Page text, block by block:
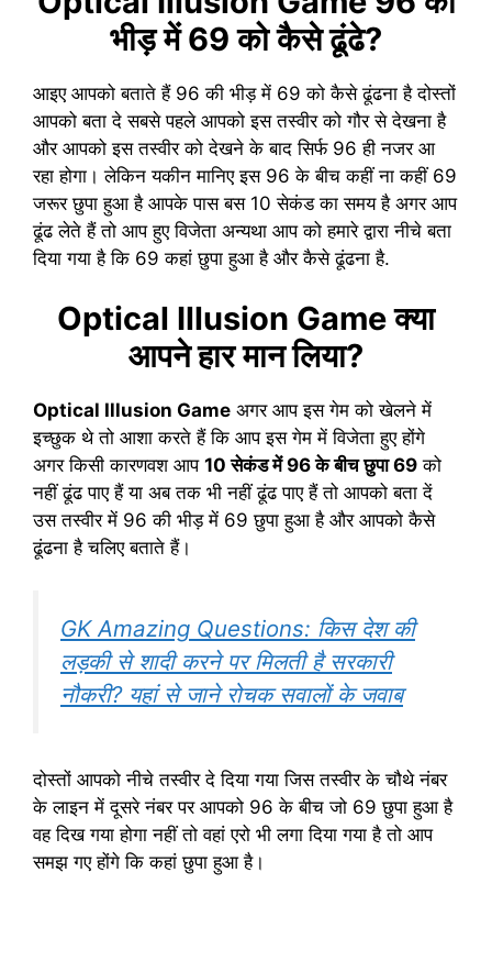
भीड़ में 69 को कैसे ढूंढे?
आइए आपको बताते हैं 96 की भीड़ में 69 को कैसे ढूंढना है दोस्तों
आपको बता दे सबसे पहले आपको इस तस्वीर को गौर से देखना है
और आपको इस तस्वीर को देखने के बाद सिर्फ 96 ही नजर आ
रहा होगा। लेकिन यकीन मानिए इस 96 के बीच कहीं ना कहीं 69
जरूर छुपा हुआ है आपके पास बस 10 सेकंड का समय है अगर आप
ढूंढ लेते हैं तो आप हुए विजेता अन्यथा आप को हमारे द्वारा नीचे बता
दिया गया है कि 69 कहां छुपा हुआ है और कैसे ढूंढना है.
Optical Illusion Game क्या
आपने हार मान लिया?
Optical Illusion Game अगर आप इस गेम को खेलने में
इच्छुक थे तो आशा करते हैं कि आप इस गेम में विजेता हुए होंगे
अगर किसी कारणवश आप 10 सेकंड में 96 के बीच छुपा 69 को
नहीं ढूंढ पाए हैं या अब तक भी नहीं ढूंढ पाए हैं तो आपको बता दें
उस तस्वीर में 96 की भीड़ में 69 छुपा हुआ है और आपको कैसे
ढूंढना है चलिए बताते हैं।
GK Amazing Questions: किस देश की
लड़की से शादी करने पर मिलती है सरकारी
नौकरी? यहां से जाने रोचक सवालों के जवाब
दोस्तों आपको नीचे तस्वीर दे दिया गया जिस तस्वीर के चौथे नंबर
के लाइन में दूसरे नंबर पर आपको 96 के बीच जो 69 छुपा हुआ है
वह दिख गया होगा नहीं तो वहां एरो भी लगा दिया गया है तो आप
समझ गए होंगे कि कहां छुपा हुआ है।